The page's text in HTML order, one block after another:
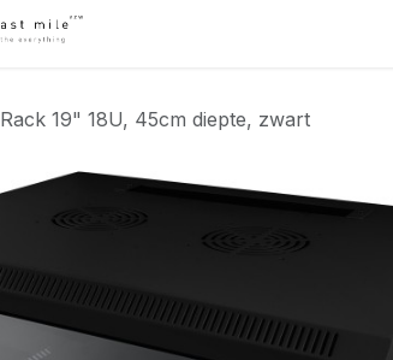
Rack 19" 18U, 45cm diepte, zwart